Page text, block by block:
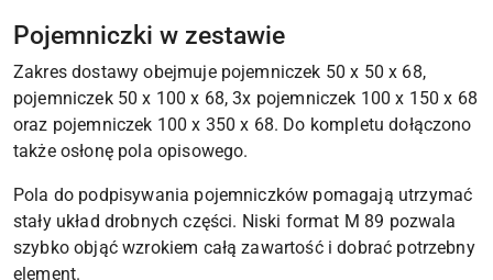
Pojemniczki w zestawie
Zakres dostawy obejmuje pojemniczek 50 x 50 x 68,
pojemniczek 50 x 100 x 68, 3x pojemniczek 100 x 150 x 68
oraz pojemniczek 100 x 350 x 68. Do kompletu dołączono
także osłonę pola opisowego.
Pola do podpisywania pojemniczków pomagają utrzymać
stały układ drobnych części. Niski format M 89 pozwala
szybko objąć wzrokiem całą zawartość i dobrać potrzebny
element.